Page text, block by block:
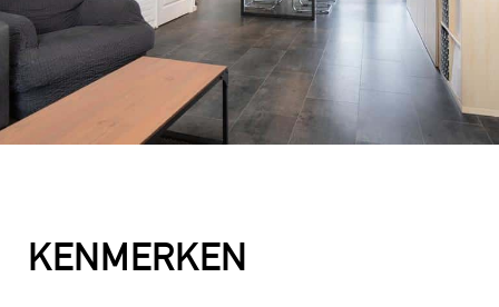
KENMERKEN
VERKOPER KLOKKENBERG
131
adviezen, is zeer punctueel en betrouwbaar.